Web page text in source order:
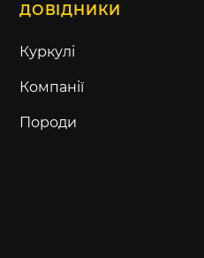
ДОВІДНИКИ
Куркулі
Компанії
Породи